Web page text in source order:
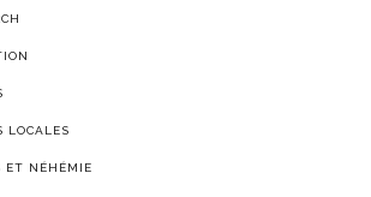
LOCALES
ET NÉHÉMIE